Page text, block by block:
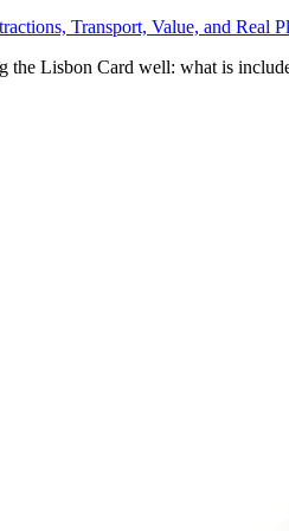
Transport, Value, and Real
the Lisbon Card well: what is